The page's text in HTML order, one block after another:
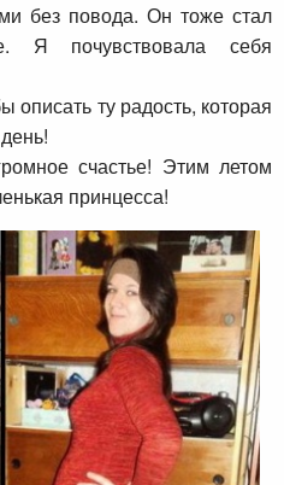
без повода. Он тоже стал
Я почувствовала себя
описать ту радость, которая
счастье! Этим летом
принцесса!